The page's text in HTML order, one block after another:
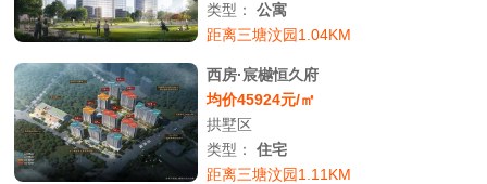
类型：公寓
距离三塘汶园1.04KM
西房·宸樾恒久府
均价45924元/㎡
拱墅区
类型：住宅
距离三塘汶园1.11KM